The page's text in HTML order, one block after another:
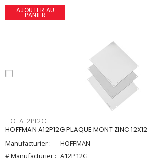
AJOUTER AU
PANIER
HOFA12P12G
HOFFMAN A12P12G PLAQUE MONT ZINC 12X12
Manufacturier :
HOFFMAN
# Manufacturier : A12P12G